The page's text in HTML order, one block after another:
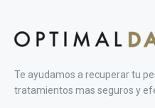
Te ayudamos a recuperar tu
tratamientos mas seguros y